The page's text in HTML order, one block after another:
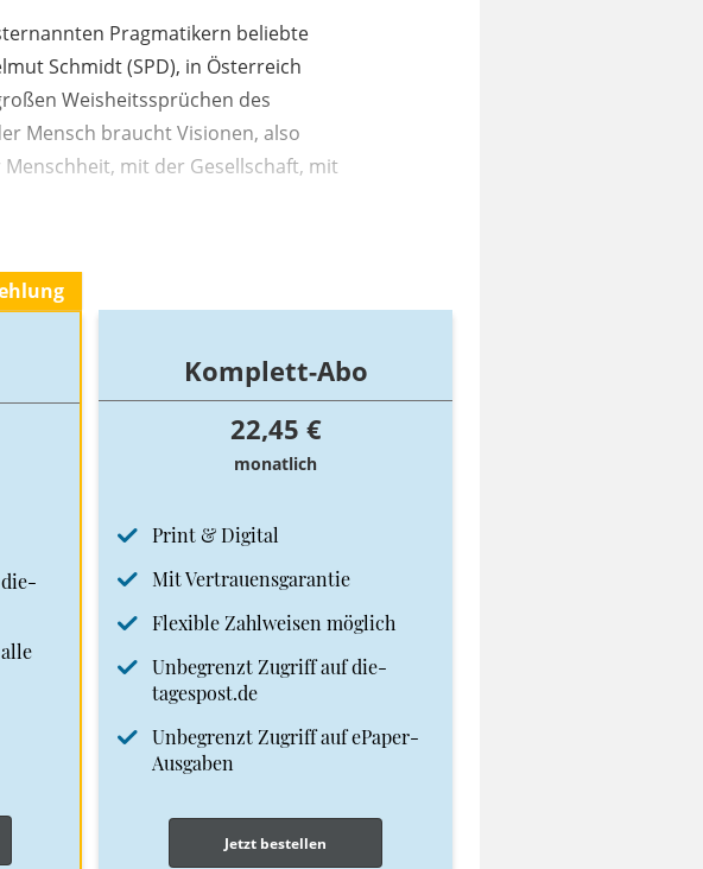
Pragmatikern beliebte
Schmidt (SPD), in Österreich
Weisheitssprüchen des
Mensch braucht Visionen, also
mit der Gesellschaft, mit
Komplett-Abo
22,45 €
monatlich
Print & Digital
Mit Vertrauensgarantie
Flexible Zahlweisen möglich
Unbegrenzt Zugriff auf die-
tagespost.de
Unbegrenzt Zugriff auf ePaper-
Ausgaben
Jetzt bestellen